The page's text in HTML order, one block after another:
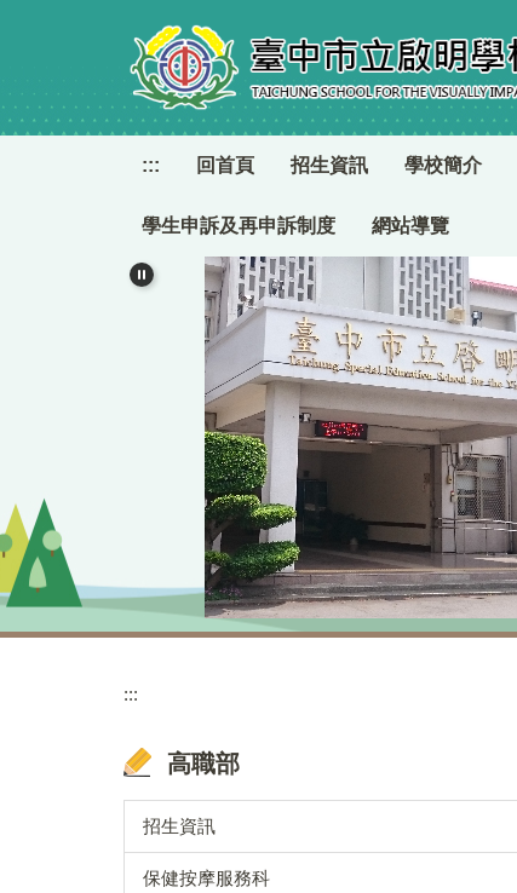
要
內
::: 回首頁 招生資訊 學校簡介
學生申訴及再申訴制度 網站導覽
:::
高職部
招生資訊
保健按摩服務科